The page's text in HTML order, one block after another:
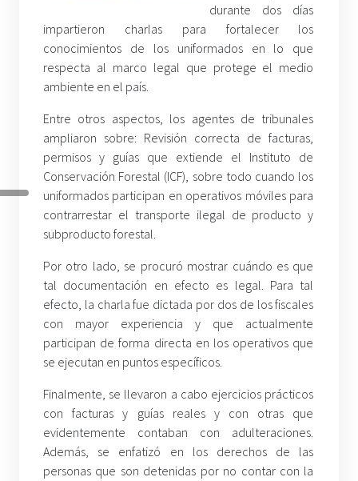
durante dos días
impartieron charlas para fortalecer los
conocimientos de los uniformados en lo que
respecta al marco legal que protege el medio
ambiente en el país.
Entre otros aspectos, los agentes de tribunales
ampliaron sobre: Revisión correcta de facturas,
permisos y guías que extiende el Instituto de
Conservación Forestal (ICF), sobre todo cuando los
uniformados participan en operativos móviles para
contrarrestar el transporte ilegal de producto y
subproducto forestal.
Por otro lado, se procuró mostrar cuándo es que
tal documentación en efecto es legal. Para tal
efecto, la charla fue dictada por dos de los fiscales
con mayor experiencia y que actualmente
participan de forma directa en los operativos que
se ejecutan en puntos específicos.
Finalmente, se llevaron a cabo ejercicios prácticos
con facturas y guías reales y con otras que
evidentemente contaban con adulteraciones.
Además, se enfatizó en los derechos de las
personas que son detenidas por no contar con la